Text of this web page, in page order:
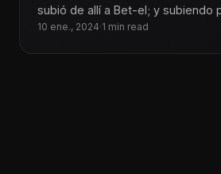
subió de allí a Bet-el; y subiendo
salieron
10 ene., 2024·1 min read